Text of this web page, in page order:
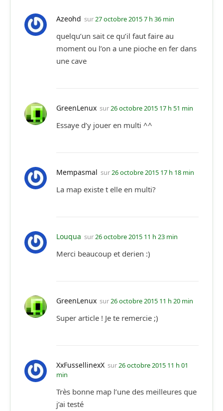
Azeohd sur27 octobre 2015 7 h 36 min
quelqu’un sait ce qu’il faut faire au
moment ou l’on a une pioche en fer dans
une cave
GreenLenux sur26 octobre 2015 17 h 51 min
Essaye d’y jouer en multi ^^
Mempasmal sur26 octobre 2015 17 h 18 min
La map existe t elle en multi?
Louqua sur26 octobre 2015 11 h 23 min
Merci beaucoup et derien :)
GreenLenux sur26 octobre 2015 11 h 20 min
Super article ! Je te remercie ;)
XxFussellinexX sur26 octobre 2015 11 h 01
min
Très bonne map l’une des meilleures que
j’ai testé